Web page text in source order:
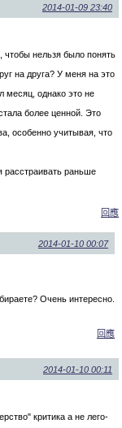
2014-01-09 23:40
чтобы нельзя было понять
на друга? У меня на это
месяц, однако это не
более ценной. Это
особенно учитывая, что
расстраивать раньше
回應
2014-01-10 00:07
Очень интересно.
回應
2014-01-10 00:11
критика а не лего-